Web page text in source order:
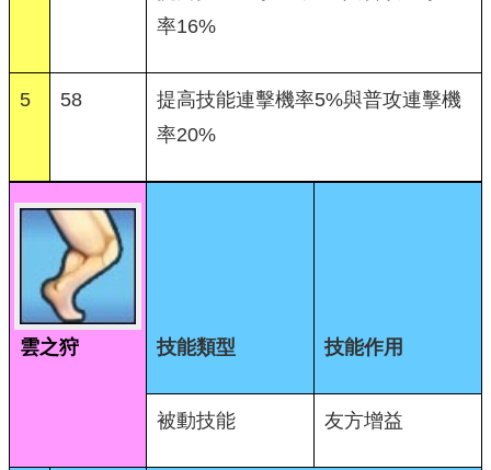
率16%
5 58
提高技能連擊機率5%與普攻連擊機
率20%
雲之狩 技能類型 技能作用
被動技能 友方增益